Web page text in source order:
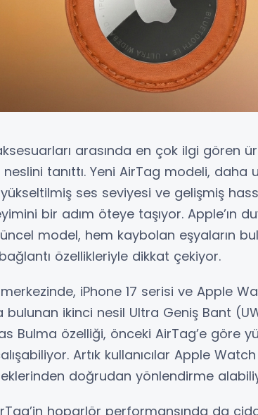
arasında en çok ilgi gören
neslini tanıttı. Yeni AirTag modeli, daha
ses seviyesi ve gelişmiş
bir adım öteye taşıyor. Apple’ın
model, hem kaybolan eşyaların
özellikleriyle dikkat çekiyor.
iPhone 17 serisi ve Apple
ikinci nesil Ultra Geniş Bant
Bulma özelliği, önceki AirTag’e göre
Artık kullanıcılar Apple
doğrudan yönlendirme
hoparlör performansında da